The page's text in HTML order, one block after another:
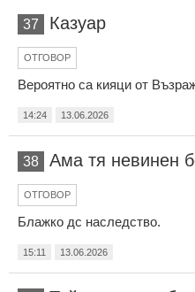
37 Казуар
ОТГОВОР
Вероятно са кияци от
14:24 13.06.2026
38 Ама тя невинен
ОТГОВОР
Блажко дс наследство.
15:11 13.06.2026